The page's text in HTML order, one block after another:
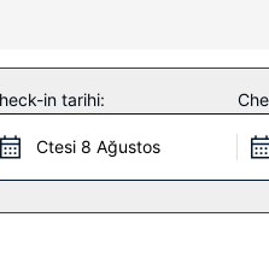
du San Regis ideal; otelin
ve 10.30 arasında ücretli
in tarihi:
Ctesi 8 Ağustos